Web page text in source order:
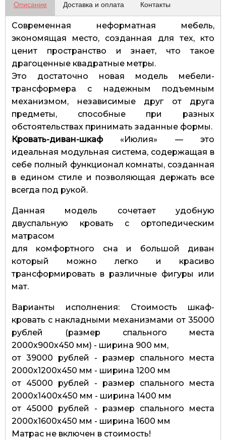
Описание Доставка и оплата Контакты
Современная неформатная мебель,
экономящая место, созданная для тех, кто
ценит пространство и знает, что такое
драгоценные квадратные метры.
Это достаточно новая модель мебели-
трансформера с надежным подъемным
механизмом, независимые друг от друга
предметы, способные при разных
обстоятельствах принимать заданные формы.
Кровать-диван-шкаф«Июлия» — это
идеальная модульная система, содержащая в
себе полный функционал комнаты, созданная
в едином стиле и позволяющая держать все
всегда под рукой.
Данная модель сочетает удобную
двуспальную кровать с ортопедическим
матрасом
для комфортного сна и большой диван
который можно легко и красиво
трансформировать в различные фигуры или
мат.
Варианты исполнения: Стоимость шкаф-
кровать с накладными механизмами от 35000
рублей (размер спального места
2000х900х450 мм) - ширина 900 мм,
от 39000 рублей - размер спального места
2000х1200х450 мм - ширина 1200 мм
от 45000 рублей - размер спального места
2000х1400х450 мм - ширина 1400 мм
от 45000 рублей - размер спального места
2000х1600х450 мм - ширина 1600 мм
Матрас не включен в стоимость!